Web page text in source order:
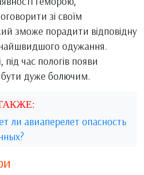
зі своїм
зможе порадити відповідну
одужання.
під час пологів появи
дуже болючим.
ли авиаперелет опасность